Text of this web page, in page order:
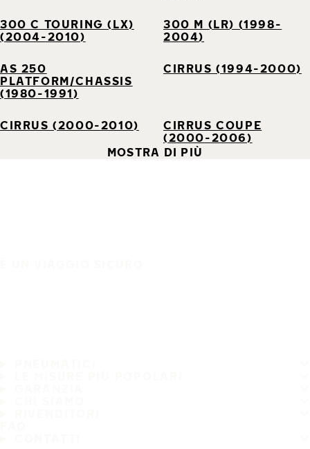
300 C TOURING (LX)
(2004-2010)
300 M (LR) (1998-
2004)
AS 250
PLATFORM/CHASSIS
(1980-1991)
CIRRUS (1994-2000)
CIRRUS (2000-2010)
CIRRUS COUPE
(2000-2006)
MOSTRA DI PIÙ